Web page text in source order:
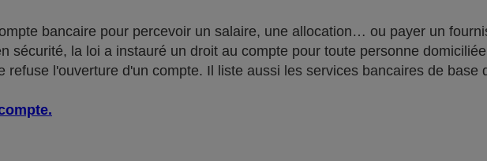
bancaire pour percevoir un salaire, une allocation… ou payer un
sécurité, la loi a instauré un droit au compte pour toute personne
l'ouverture d'un compte. Il liste aussi les services bancaires de base
.